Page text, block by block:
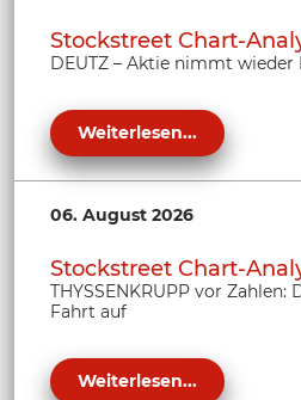
Stockstreet Chart-
DEUTZ – Aktie nimmt wieder
Weiterlesen...
06. August 2026
Stockstreet Chart-
THYSSENKRUPP vor
Fahrt auf
Weiterlesen...